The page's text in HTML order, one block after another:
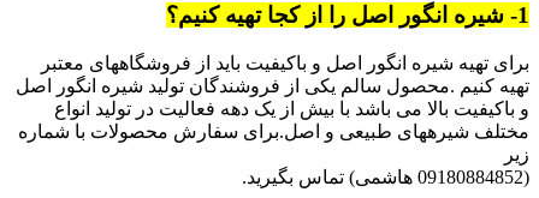
1- شیره انگور اصل را از کجا تهیه کنیم؟
برای تهیه شیره انگور اصل و باکیفیت باید از فروشگاههای معتبر
تهیه کنیم .محصول سالم یکی از فروشندگان تولید شیره انگور اصل
و باکیفیت بالا می باشد با بیش از یک دهه فعالیت در تولید انواع
مختلف شیرههای طبیعی و اصل.برای سفارش محصولات با شماره
زیر
(09180884852 هاشمی) تماس بگیرید.